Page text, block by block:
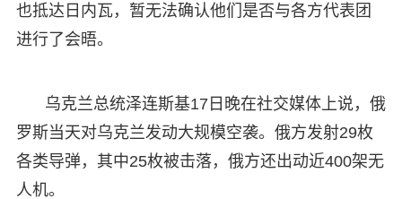
也抵达日内瓦，暂无法确认他们是否与各方代表团
进行了会晤。
乌克兰总统泽连斯基17日晚在社交媒体上说，俄
罗斯当天对乌克兰发动大规模空袭。俄方发射29枚
各类导弹，其中25枚被击落，俄方还出动近400架无
人机。